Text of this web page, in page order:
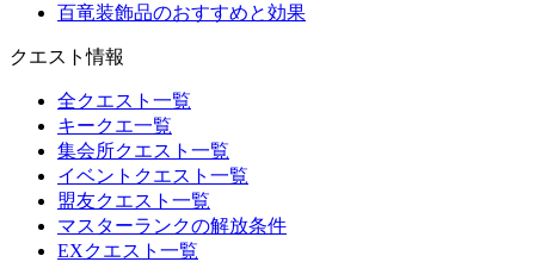
百竜装飾品のおすすめと効果
クエスト情報
全クエスト一覧
キークエ一覧
集会所クエスト一覧
イベントクエスト一覧
盟友クエスト一覧
マスターランクの解放条件
EXクエスト一覧